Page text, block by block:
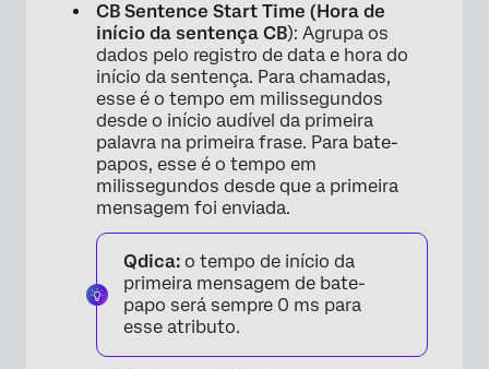
CB Sentence Start Time (Hora de
início da sentença CB): Agrupa os
dados pelo registro de data e hora do
início da sentença. Para chamadas,
esse é o tempo em milissegundos
desde o início audível da primeira
palavra na primeira frase. Para bate-
papos, esse é o tempo em
milissegundos desde que a primeira
mensagem foi enviada.
Qdica: o tempo de início da
primeira mensagem de bate-
papo será sempre 0 ms para
esse atributo.